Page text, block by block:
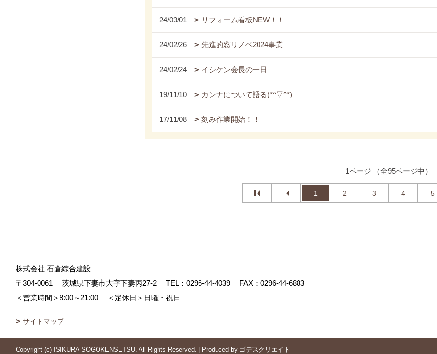
24/03/01 リフォーム看板NEW！！
24/02/26 先進的窓リノベ2024事業
24/02/24 イシケン会長の一日
19/11/10 カンナについて語る(*^▽^*)
17/11/08 刻み作業開始！！
1ページ （全95ページ中）
1 2 3 4 5
株式会社 石倉綜合建設
〒304-0061
茨城県下妻市大字下妻丙27-2 TEL： 0296-44-4039
FAX：0296-44-6883
＜営業時間＞8:00～21:00
＜定休日＞日曜・祝日
サイトマップ
Copyright (c) ISIKURA-SOGOKENSETSU. All Rights Reserved. Produced by ゴデスクリエイト